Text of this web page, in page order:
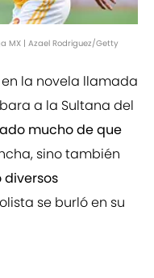
MX | Azael Rodriguez/Getty
la novela llamada
a la Sultana del
mucho de que
sino también
diversos
se burló en su